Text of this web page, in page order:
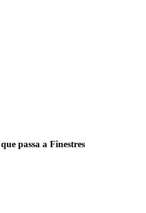
passa a Finestres